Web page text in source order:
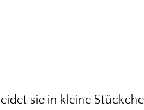
sie in kleine